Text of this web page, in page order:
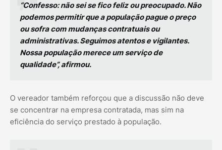
“Confesso: não sei se fico feliz ou preocupado. Não
podemos permitir que a população pague o preço
ou sofra com mudanças contratuais ou
administrativas. Seguimos atentos e vigilantes.
Nossa população merece um serviço de
qualidade”, afirmou.
O vereador também reforçou que a discussão não deve
se concentrar na empresa contratada, mas sim na
eficiência do serviço prestado à população.